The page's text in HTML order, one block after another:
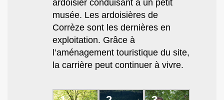
ardoisier conduisant à un petit
musée. Les ardoisières de
Corrèze sont les dernières en
exploitation. Grâce à
l’aménagement touristique du site,
la carrière peut continuer à vivre.